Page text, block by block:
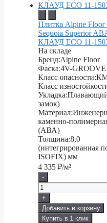
Плитка Alpine Floor
Sequoia Superior
КЛАУД ECO 11-
На складе
Бренд:Alpine Floor
Фаска:4V-GROOVE
Класс опасности:
Класс
Укладка:
замок)
Материал:
каменно-
(АВА)
Толщина:8,0
(интегрированная
ISOFIX) мм
4 335 ₽/м²
-
+
Добавить в корзину
Купить в 1 клик